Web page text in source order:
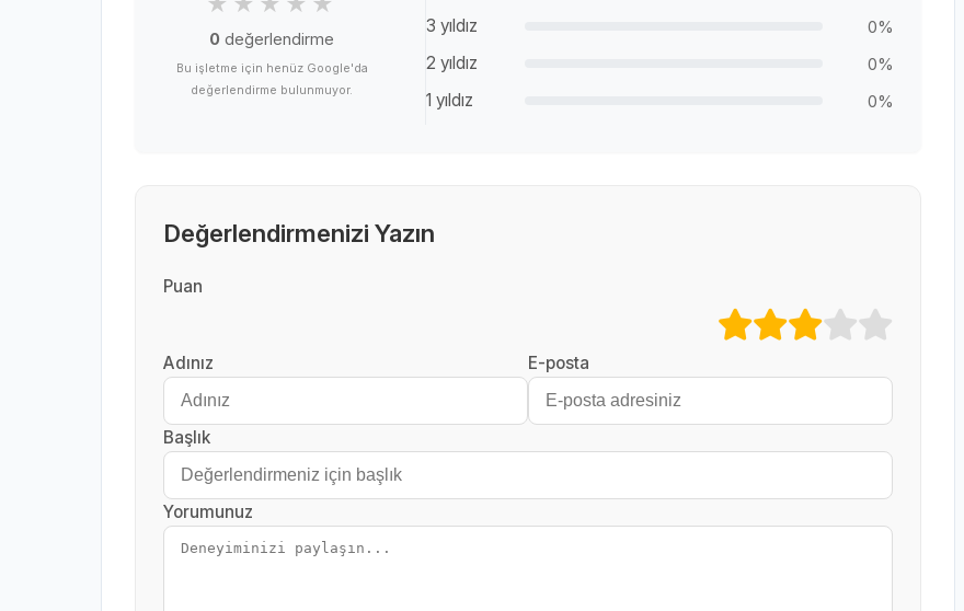
0 değerlendirme
Bu işletme için henüz Google'da
değerlendirme bulunmuyor.
3 yıldız 0%
2 yıldız 0%
1 yıldız 0%
Değerlendirmenizi Yazın
Puan
Adınız E-posta
Başlık
Yorumunuz